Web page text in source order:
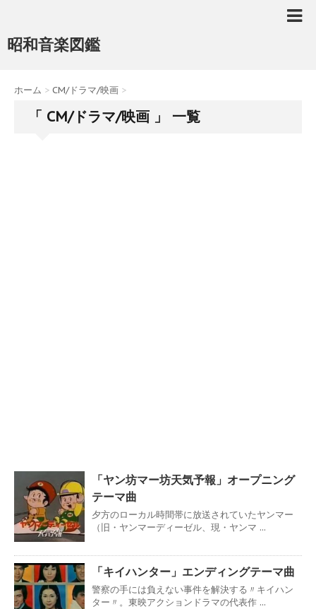
昭和音楽図鑑
ホーム > CM/ドラマ/映画 >
「 CM/ドラマ/映画 」 一覧
「ヤン坊マー坊天気予報」オープニング
テーマ曲
夕方のローカル時間帯に放送されていたヤンマー
（旧・ヤンマーディーゼル、現・ヤンマ ...
「キイハンター」エンディングテーマ曲
警察の手には負えない事件を解決する〃キイハン
ター〃。東映アクションドラマの代表作 ...